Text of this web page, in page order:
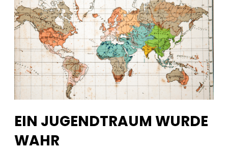
EIN JUGENDTRAUM WURDE
WAHR